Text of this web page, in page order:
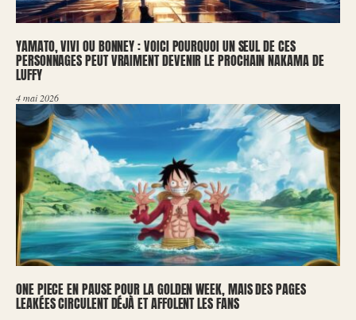
YAMATO, VIVI OU BONNEY : VOICI POURQUOI UN SEUL DE CES
PERSONNAGES PEUT VRAIMENT DEVENIR LE PROCHAIN NAKAMA DE
LUFFY
4 mai 2026
ONE PIECE EN PAUSE POUR LA GOLDEN WEEK, MAIS DES PAGES
LEAKÉES CIRCULENT DÉJÀ ET AFFOLENT LES FANS